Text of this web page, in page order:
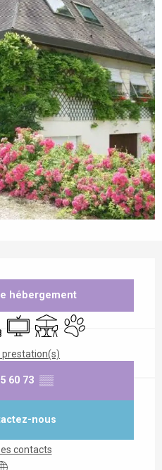
hébergement
linge
TélévisionTerrasseAnimaux acceptés
prestation(s)
60 73 ▒▒
nous
contacts